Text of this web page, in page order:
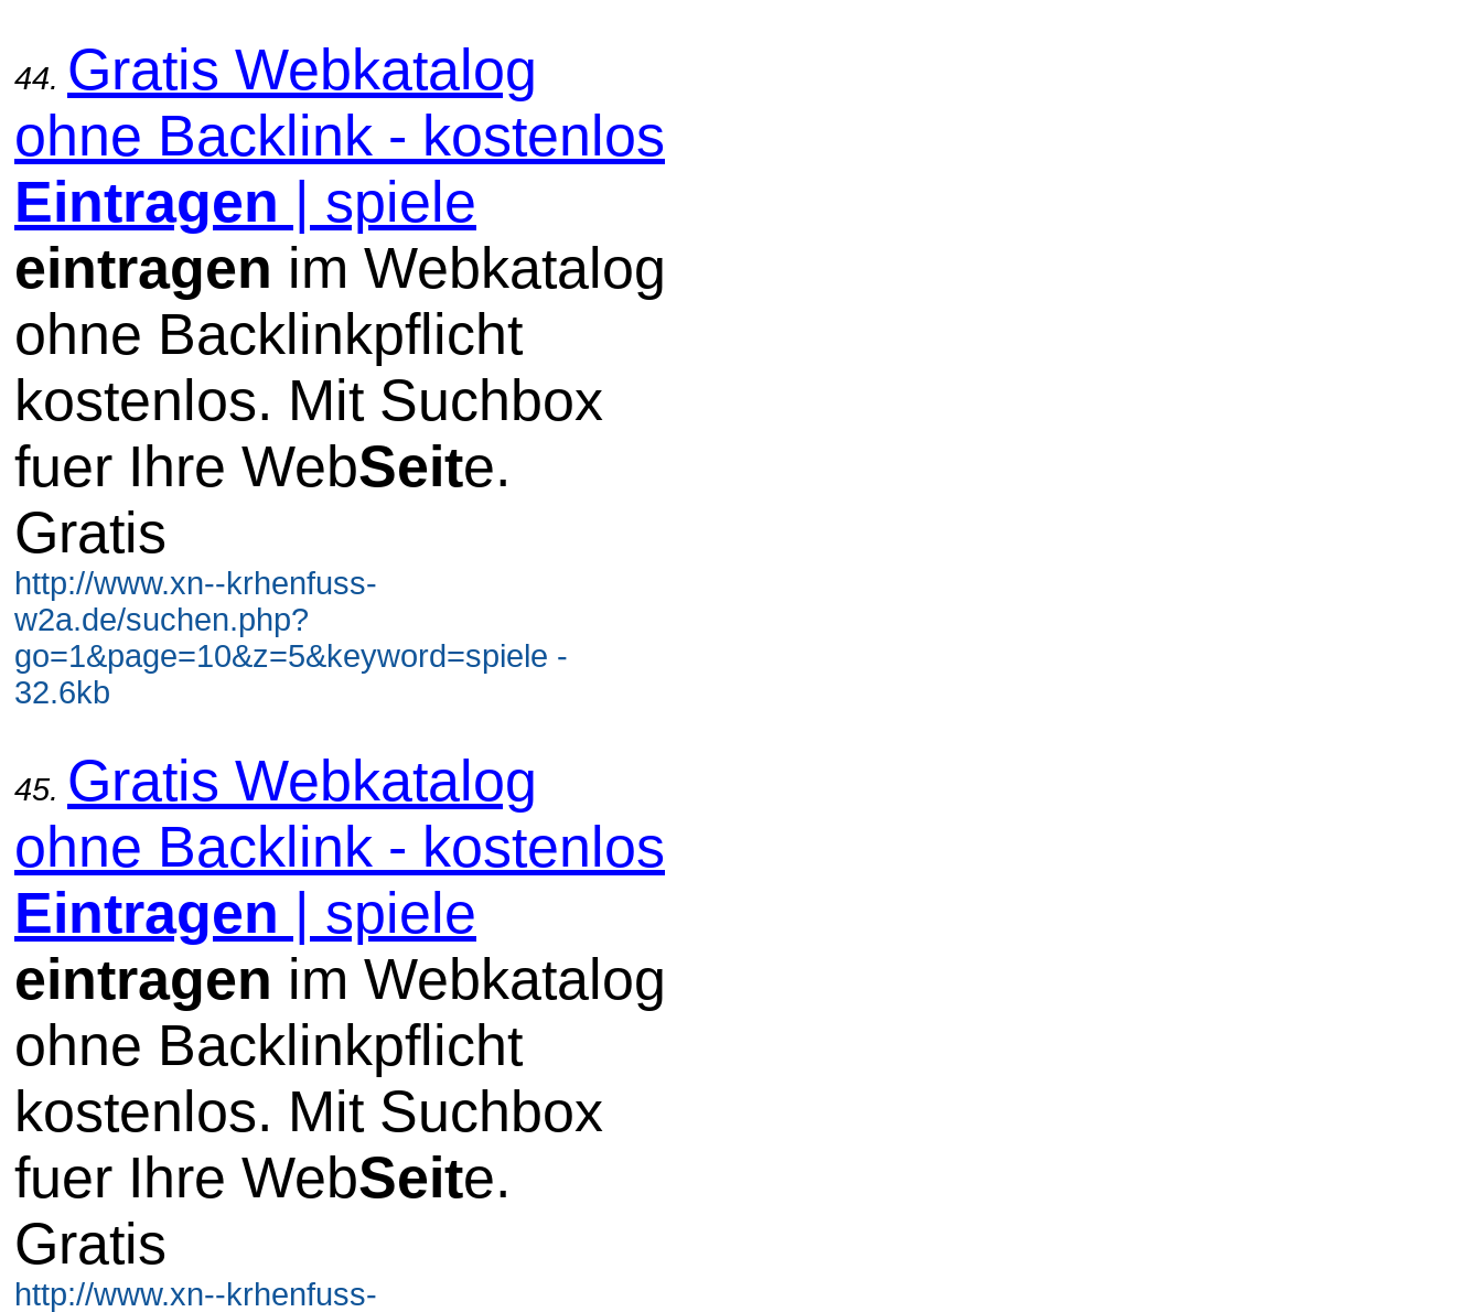
44. Gratis Webkatalog
ohne Backlink - kostenlos
Eintragen | spiele
eintragen im Webkatalog
ohne Backlinkpflicht
kostenlos. Mit Suchbox
fuer Ihre WebSeite.
Gratis
http://www.xn--krhenfuss-
w2a.de/suchen.php?
go=1&page=10&z=5&keyword=spiele -
32.6kb
45. Gratis Webkatalog
ohne Backlink - kostenlos
Eintragen | spiele
eintragen im Webkatalog
ohne Backlinkpflicht
kostenlos. Mit Suchbox
fuer Ihre WebSeite.
Gratis
http://www.xn--krhenfuss-